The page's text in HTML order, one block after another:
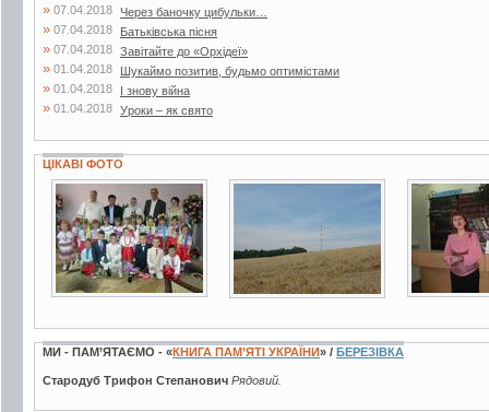
» 07.04.2018 Через баночку цибульки…
» 07.04.2018 Батьківська пісня
» 07.04.2018 Завітайте до «Орхідеї»
» 01.04.2018 Шукаймо позитив, будьмо оптимістами
» 01.04.2018 І знову війна
» 01.04.2018 Уроки – як свято
ЦІКАВІ ФОТО
3 фото 3 фото
МИ - ПАМ’ЯТАЄМО - «КНИГА ПАМ’ЯТІ УКРАЇНИ» / БЕРЕЗІВКА
Стародуб Трифон Степанович Рядовий.